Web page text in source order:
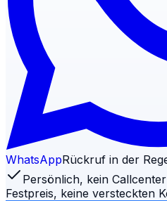
WhatsAppRückruf in der
Persönlich, kein Callcenter
Festpreis, keine versteckten